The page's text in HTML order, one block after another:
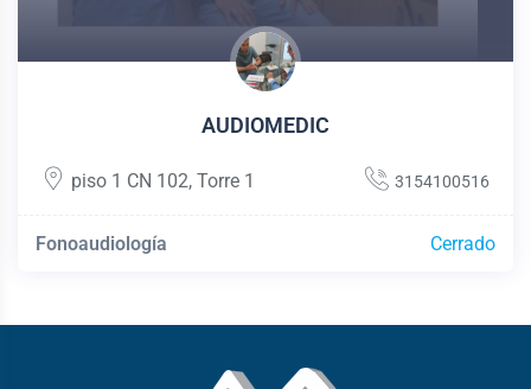
AUDIOMEDIC
piso 1 CN 102, Torre 1 3154100516
Fonoaudiología Cerrado